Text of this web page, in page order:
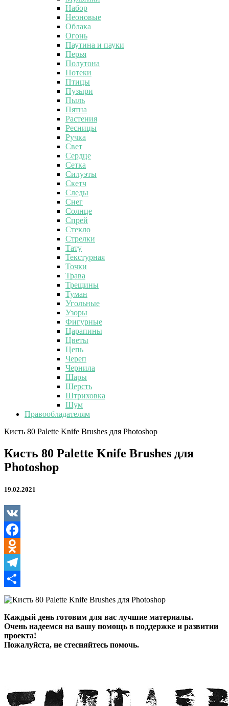
Набор
Неоновые
Облака
Огонь
Паутина и пауки
Перья
Полутона
Потеки
Птицы
Пузыри
Пыль
Пятна
Растения
Ресницы
Ручка
Свет
Сердце
Сетка
Силуэты
Скетч
Следы
Снег
Солнце
Спрей
Стекло
Стрелки
Тату
Текстурная
Точки
Трава
Трещины
Туман
Угольные
Узоры
Фигурные
Царапины
Цветы
Цепь
Череп
Чернила
Шары
Шерсть
Штриховка
Шум
Правообладателям
Кисть 80 Palette Knife Brushes для Photoshop
Кисть 80 Palette Knife Brushes для
Photoshop
19.02.2021
VK
Facebook
Odnoklassniki
Telegram
Отправить
Каждый день готовим для вас лучшие материалы.
Очень надеемся на вашу помощь в поддержке и развитии
проекта!
Пожалуйста, не стесняйтесь помочь.